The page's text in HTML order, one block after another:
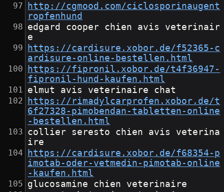
http://cgmood.com/ciclosporinaugent
ropfenhund
edgard cooper chien avis veterinair
e
https://cardisure.xobor.de/f52365-c
ardisure-online-bestellen.html
https://fipronil.xobor.de/t4f36947-
fipronil-hund-kaufen.html
elmut avis veterinaire chat
https://rimadylcarprofen.xobor.de/t
6f27328-pimobendan-tabletten-online
-bestellen.html
collier seresto chien avis veterina
ire
https://cardisure.xobor.de/f68354-p
imotab-oder-vetmedin-pimotab-online
-kaufen.html
glucosamine chien veterinaire